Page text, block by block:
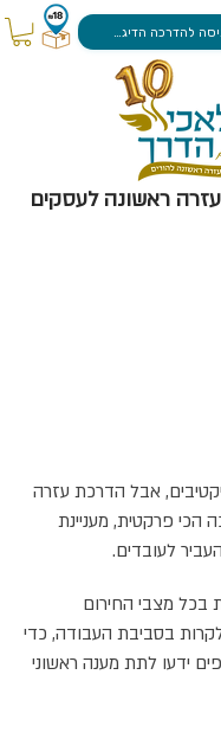
להדרכה הדיגיטלית
ראשונה לעסקים
אבל הדרכת עזרה
הכי פרקטית, מעניינת
לעובדים.
בכל מצבי החירום
בסביבת העבודה, כדי
ידעו לתת מענה ראשוני